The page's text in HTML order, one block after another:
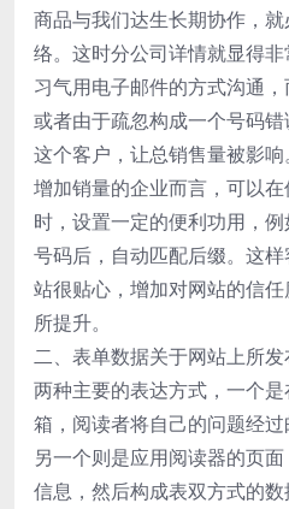
商品与我们达生长期协作，
络。这时分公司详情就显得
习气用电子邮件的方式沟通
或者由于疏忽构成一个号码
这个客户，让总销售量被影
增加销量的企业而言，可以
时，设置一定的便利功用，
号码后，自动匹配后缀。这
站很贴心，增加对网站的信
所提升。
二、表单数据关于网站上所
两种主要的表达方式，一个
箱，阅读者将自己的问题经
另一个则是应用阅读器的页
信息，然后构成表双方式的